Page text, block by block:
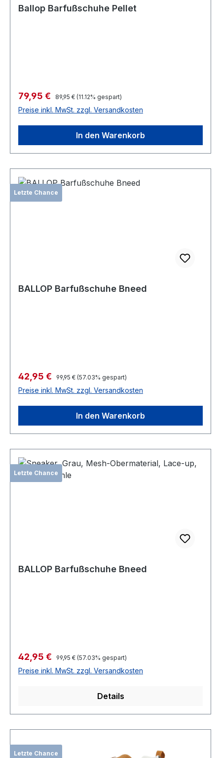
Ballop Barfußschuhe Pellet
Verkaufspreis:
79,95 € Regulärer Preis:
89,95 € (11.12% gespart)
Preise inkl. MwSt. zzgl. Versandkosten
In den Warenkorb
Letzte Chance
BALLOP Barfußschuhe Bneed
Verkaufspreis:
42,95 € Regulärer Preis:
99,95 € (57.03% gespart)
Preise inkl. MwSt. zzgl. Versandkosten
In den Warenkorb
Letzte Chance
BALLOP Barfußschuhe Bneed
Verkaufspreis:
42,95 € Regulärer Preis:
99,95 € (57.03% gespart)
Preise inkl. MwSt. zzgl. Versandkosten
Details
Letzte Chance